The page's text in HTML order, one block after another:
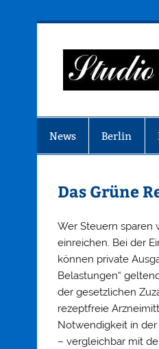
News Berlin
Das Grüne
Wer Steuern sparen
einreichen. Bei der
können private
Belastungen“
der gesetzlichen
rezeptfreie
Notwendigkeit in
– vergleichbar mit